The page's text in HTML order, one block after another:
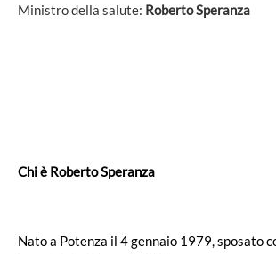
Ministro della salute: Roberto Speranza
Chi è Roberto Speranza
Nato a Potenza il 4 gennaio 1979, sposato